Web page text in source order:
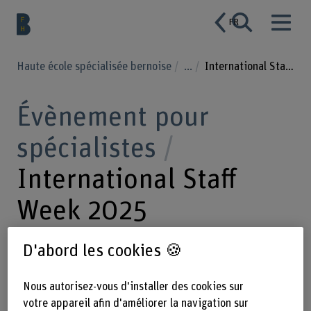
FR
Haute école spécialisée bernoise ... International Staff Week 2025
Évènement pour
spécialistes
International Staff
Week 2025
Alliance PIONEER
Lors de la International Staff Week
D'abord les cookies 🍪
Nous autorisez-vous d'installer des cookies sur
votre appareil afin d'améliorer la navigation sur